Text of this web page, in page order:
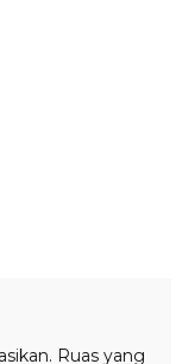
Ruas yang